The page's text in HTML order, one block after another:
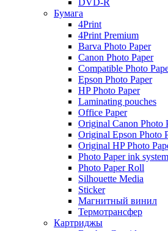
DVD-R
Бумага
4Print
4Print Premium
Barva Photo Paper
Canon Photo Paper
Compatible Photo
Epson Photo Paper
HP Photo Paper
Laminating pouches
Office Paper
Original Canon Photo
Original Epson Photo
Original HP Photo
Photo Paper ink system
Photo Paper Roll
Silhouette Media
Sticker
Магнитный винил
Термотрансфер
Картриджы